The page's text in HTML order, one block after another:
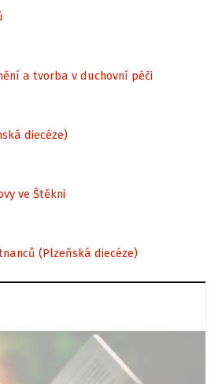
a tvorba v duchovní péči
diecéze)
ve Štěkni
(Plzeňská diecéze)